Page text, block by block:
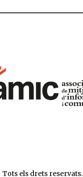
Tots els drets reservats.